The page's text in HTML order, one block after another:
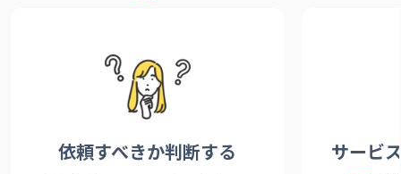
依頼すべきか判断する サービ